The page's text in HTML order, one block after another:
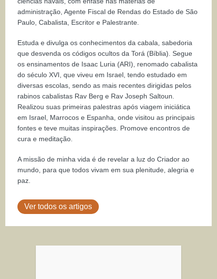
administração, Agente Fiscal de Rendas do Estado de São
Paulo, Cabalista, Escritor e Palestrante.
Estuda e divulga os conhecimentos da cabala, sabedoria
que desvenda os códigos ocultos da Torá (Bíblia). Segue
os ensinamentos de Isaac Luria (ARI), renomado cabalista
do século XVI, que viveu em Israel, tendo estudado em
diversas escolas, sendo as mais recentes dirigidas pelos
rabinos cabalistas Rav Berg e Rav Joseph Saltoun.
Realizou suas primeiras palestras após viagem iniciática
em Israel, Marrocos e Espanha, onde visitou as principais
fontes e teve muitas inspirações. Promove encontros de
cura e meditação.
A missão de minha vida é de revelar a luz do Criador ao
mundo, para que todos vivam em sua plenitude, alegria e
paz.
Ver todos os artigos